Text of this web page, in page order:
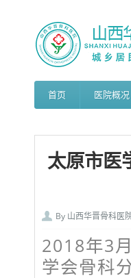
首页 医院概况
太原市医
By 山西华晋骨科医
2018年3
学会骨科